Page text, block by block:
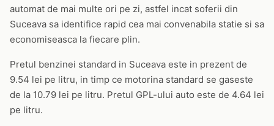
automat de mai multe ori pe zi, astfel incat soferii din
Suceava sa identifice rapid cea mai convenabila statie si sa
economiseasca la fiecare plin.
Pretul benzinei standard in Suceava este in prezent de
9.54 lei pe litru, in timp ce motorina standard se gaseste
de la 10.79 lei pe litru. Pretul GPL-ului auto este de 4.64 lei
pe litru.